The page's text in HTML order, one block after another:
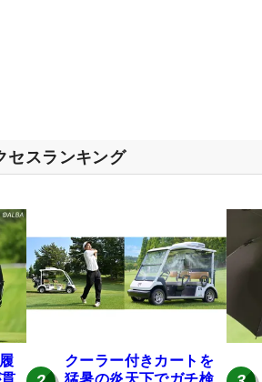
セスランキング
クーラー付きカートを